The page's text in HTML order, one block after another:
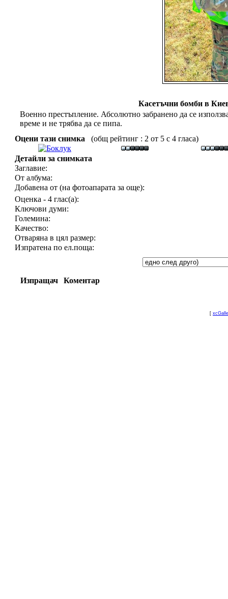
Касетъчни бомби в
Военно престъпление. Абсолютно забранено да се
време и не трябва да се пипа.
Оцени тази снимка
(общ рейтинг : 2 от 5 с 4 гласа)
Детайли за снимката
Заглавие:
От албума:
Добавена от (на фотоапарата за още):
Оценка - 4 глас(а):
Ключови думи:
Големина:
Качество:
Отваряна в цял размер:
Изпратена по ел.поща:
Изпращач Коментар
[